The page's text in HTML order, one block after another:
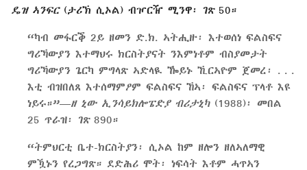
ዴዝ ኣንፍር(ታሪኽ ሲኦል) ብዦርዥ ሚንዋ፡ ገጽ 50።
“ካብ መፋርቕ 2ይ ዘመን ድ.ክ. ኣትሒዙ፡ እተወሰነ ፍልስፍና
ግሪኻውያን እተማህሩ ክርስትያናት ንእምነቶም ብስያመታት
ግሪኻውያን ጌርካ ምግላጽ ኣድላዪ ዀይኑ ኺርኣዮም ጀመረ፡ . . .
እቲ ብዝበለጸ እተሰማምዖም ፍልስፍና ኸኣ፡ ፍልስፍና ፕላቶ እዩ
ነይሩ።”—ዘ ኒው ኢንሳይክሎፔድያ ብሪታኒካ(1988)፡ መበል
25 ጥራዝ፡ ገጽ 890።
“ትምህርቲ ቤተ-ክርስትያን፡ ሲኦል ከም ዘሎን ዘለኣለማዊ
ምዃኑን የረጋግጽ። ደድሕሪ ሞት፡ ነፍሳት እቶም ሓጥኣን